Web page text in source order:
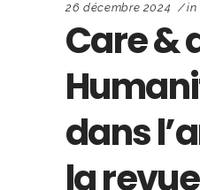
26 décembre 2024 in
Care &
dans
la